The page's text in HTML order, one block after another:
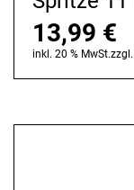
13,99 €
inkl. 20 % MwSt.zzgl.